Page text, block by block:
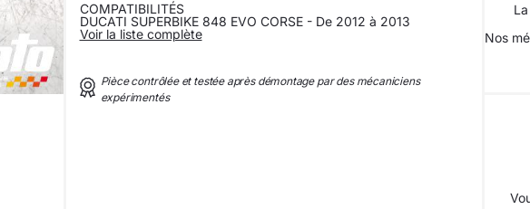
COMPATIBILITÉS
DUCATI SUPERBIKE 848 EVO CORSE - De 2012 à 2013
Voir la liste complète
Pièce contrôlée et testée après démontage par des mécaniciens
expérimentés
Nos